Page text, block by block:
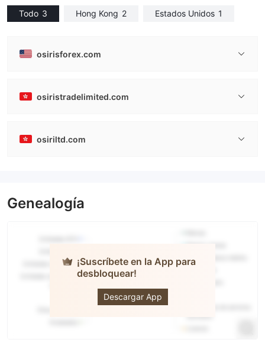
Todo 3 Hong Kong 2 Estados Unidos 1
osirisforex.com
osiristradelimited.com
osiriltd.com
Genealogía
¡Suscríbete en la App para
desbloquear!
Descargar App
OSIRIS